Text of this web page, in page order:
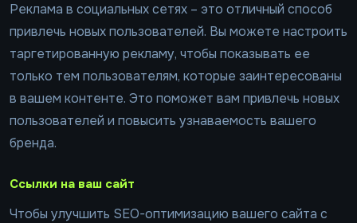
Реклама в социальных сетях – это отличный способ
привлечь новых пользователей. Вы можете настроить
таргетированную рекламу, чтобы показывать ее
только тем пользователям, которые заинтересованы
в вашем контенте. Это поможет вам привлечь новых
пользователей и повысить узнаваемость вашего
бренда.
Ссылки на ваш сайт
Чтобы улучшить SEO-оптимизацию вашего сайта с